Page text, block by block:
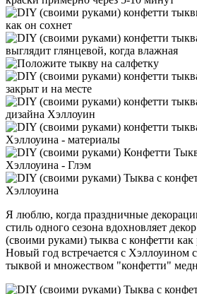
Я люблю, когда праздничные
стиль одного сезона вдохновляет
(своими руками) тыква с конфетти как
Новый год встречается с Хэллоуином
тыквой и множеством "конфетти"